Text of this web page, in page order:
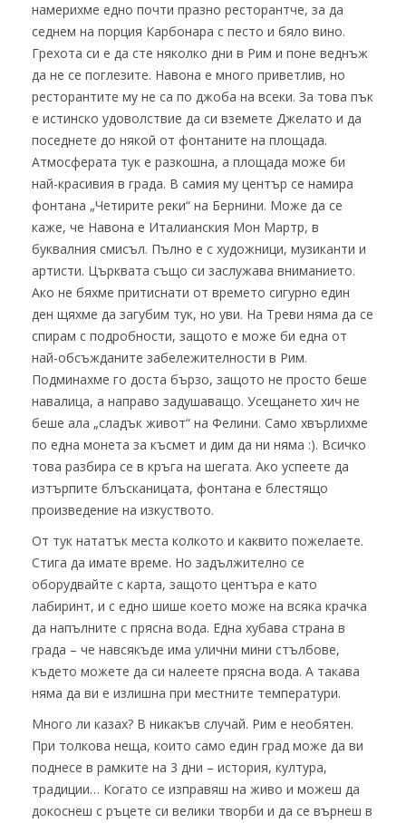
намерихме едно почти празно ресторантче, за да
седнем на порция Карбонара с песто и бяло вино.
Грехота си е да сте няколко дни в Рим и поне веднъж
да не се поглезите. Навона е много приветлив, но
ресторантите му не са по джоба на всеки. За това пък
е истинско удоволствие да си вземете Джелато и да
поседнете до някой от фонтаните на площада.
Атмосферата тук е разкошна, a площада може би
най-красивия в града. В самия му център се намира
фонтана „Четирите реки“ на Бернини. Може да се
каже, че Навона е Италианския Мон Мартр, в
буквалния смисъл. Пълно е с художници, музиканти и
артисти. Църквата също си заслужава вниманието.
Ако не бяхме притиснати от времето сигурно един
ден щяхме да загубим тук, но уви. На Треви няма да се
спирам с подробности, защото е може би една от
най-обсъжданите забележителности в Рим.
Подминахме го доста бързо, защото не просто беше
навалица, а направо задушаващо. Усещането хич не
беше ала „сладък живот“ на Фелини. Само хвърлихме
по една монета за късмет и дим да ни няма :). Всичко
това разбира се в кръга на шегата. Ако успеете да
изтърпите блъсканицата, фонтана е блестящо
произведение на изкуството.
От тук нататък места колкото и каквито пожелаете.
Стига да имате време. Но задължително се
оборудвайте с карта, защото центъра е като
лабиринт, и с едно шише което може на всяка крачка
да напълните с прясна вода. Една хубава страна в
града – че навсякъде има улични мини стълбове,
където можете да си налеете прясна вода. А такава
няма да ви е излишна при местните температури.
Много ли казах? В никакъв случай. Рим е необятен.
При толкова неща, които само един град може да ви
поднесе в рамките на 3 дни – история, култура,
традиции… Когато се изправяш на живо и можеш да
докоснеш с ръцете си велики творби и да се върнеш в